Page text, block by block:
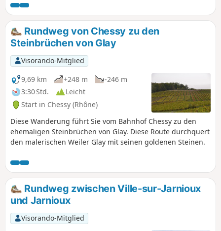
auch das Dorf Chessy mit seinem Schloss und seiner Kirche
aus dem 12./15. Jahrhundert.
Rundweg von Chessy zu den
Steinbrüchen von Glay
Visorando-Mitglied
9,69 km
+248 m
-246 m
3:30 Std.
Leicht
Start in Chessy (Rhône)
Diese Wanderung führt Sie vom Bahnhof Chessy zu den
ehemaligen Steinbrüchen von Glay. Diese Route durchquert
den malerischen Weiler Glay mit seinen goldenen Steinen.
Rundweg zwischen Ville-sur-Jarnioux
und Jarnioux
Visorando-Mitglied